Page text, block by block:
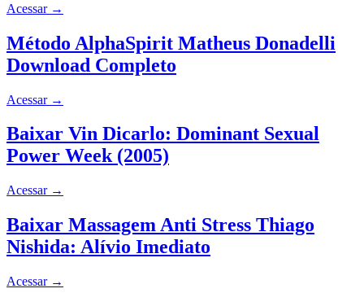
Acessar →
Método AlphaSpirit Matheus Donadelli
Download Completo
Acessar →
Baixar Vin Dicarlo: Dominant Sexual
Power Week (2005)
Acessar →
Baixar Massagem Anti Stress Thiago
Nishida: Alívio Imediato
Acessar →